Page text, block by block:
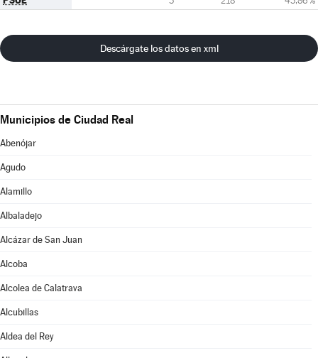
Descárgate los datos en xml
Municipios de Ciudad Real
Abenójar
Agudo
Alamillo
Albaladejo
Alcázar de San Juan
Alcoba
Alcolea de Calatrava
Alcubillas
Aldea del Rey